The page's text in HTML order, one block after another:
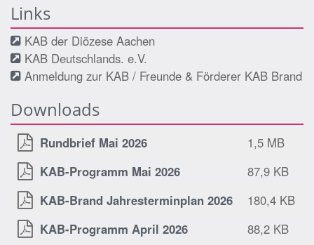
Links
KAB der Diözese Aachen
KAB Deutschlands. e.V.
Anmeldung zur KAB / Freunde & Förderer KAB Brand
Downloads
Rundbrief Mai 2026
1,5 MB
KAB-Programm Mai 2026
87,9 KB
KAB-Brand Jahresterminplan 2026
180,4 KB
KAB-Programm April 2026
88,2 KB